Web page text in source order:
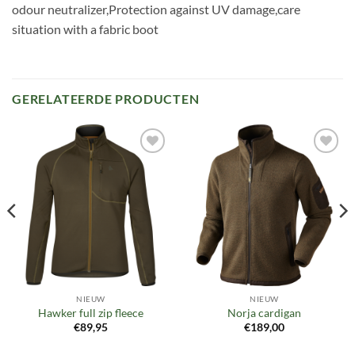
odour neutralizer,Protection against UV damage,care
situation with a fabric boot
GERELATEERDE PRODUCTEN
Toevoegen
aan
verlanglijst
NIEUW
Hawker full zip fleece
€89,95
Toevoegen
aan
verlanglijst
NIEUW
Norja cardigan
€189,00